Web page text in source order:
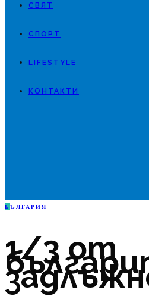
СВЯТ
СПОРТ
LIFESTYLE
КОНТАКТИ
Б ЪЛГАРИЯ
1/3 от